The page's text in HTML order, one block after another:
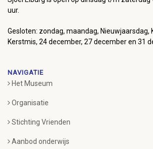
uur.
Gesloten: zondag, maandag, Nieuwjaarsdag,
Kerstmis, 24 december, 27 december en 31
NAVIGATIE
Het Museum
Organisatie
Stichting Vrienden
Aanbod onderwijs